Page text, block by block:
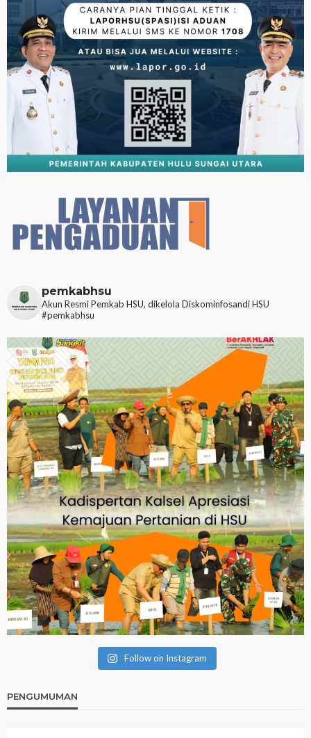
pemkabhsu
Akun Resmi Pemkab HSU, dikelola Diskominfosandi HSU
#pemkabhsu
Follow on Instagram
PENGUMUMAN